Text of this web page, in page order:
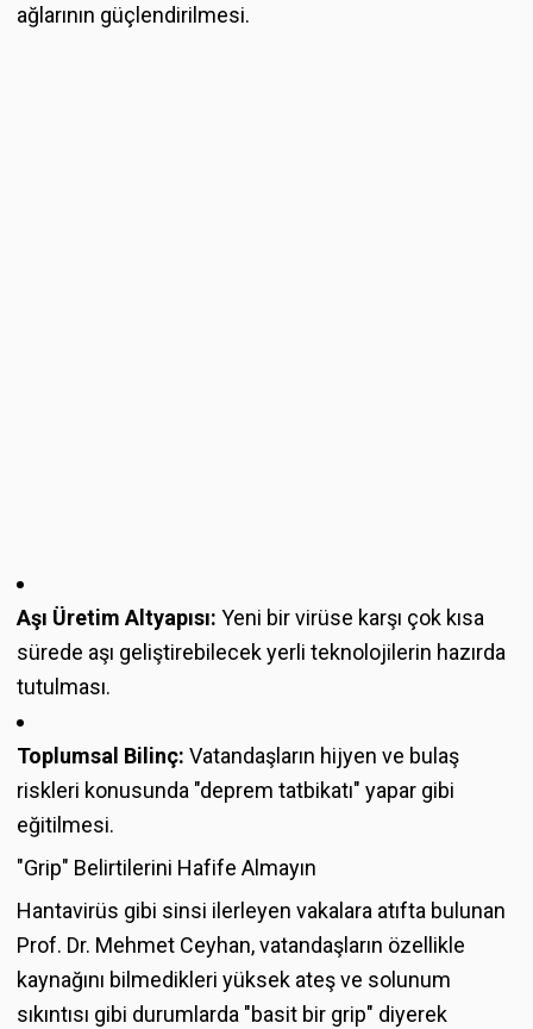
ağlarının güçlendirilmesi.
Aşı Üretim Altyapısı: Yeni bir virüse karşı çok kısa
sürede aşı geliştirebilecek yerli teknolojilerin hazırda
tutulması.
Toplumsal Bilinç: Vatandaşların hijyen ve bulaş
riskleri konusunda "deprem tatbikatı" yapar gibi
eğitilmesi.
"Grip" Belirtilerini Hafife Almayın
Hantavirüs gibi sinsi ilerleyen vakalara atıfta bulunan
Prof. Dr. Mehmet Ceyhan, vatandaşların özellikle
kaynağını bilmedikleri yüksek ateş ve solunum
sıkıntısı gibi durumlarda "basit bir grip" diyerek